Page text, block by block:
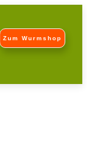
Zum Wurmshop